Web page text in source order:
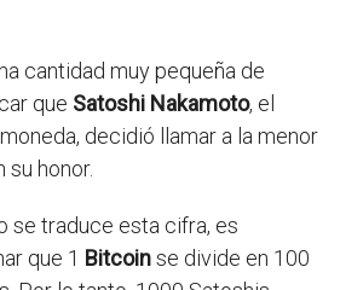
cantidad muy pequeña de
que Satoshi Nakamoto, el
decidió llamar a la menor
su honor.
se traduce esta cifra, es
que 1 Bitcoinse divide en 100